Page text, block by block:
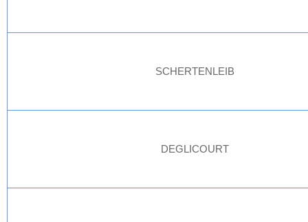
SCHERTENLEIB
DEGLICOURT